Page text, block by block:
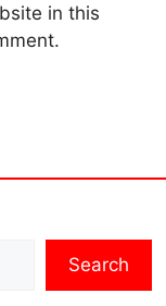
in this
Search